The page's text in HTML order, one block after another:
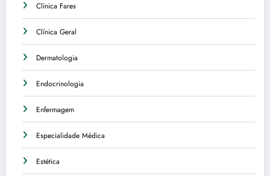
Clínica Fares
Clínica Geral
Dermatologia
Endocrinologia
Enfermagem
Especialidade Médica
Estética